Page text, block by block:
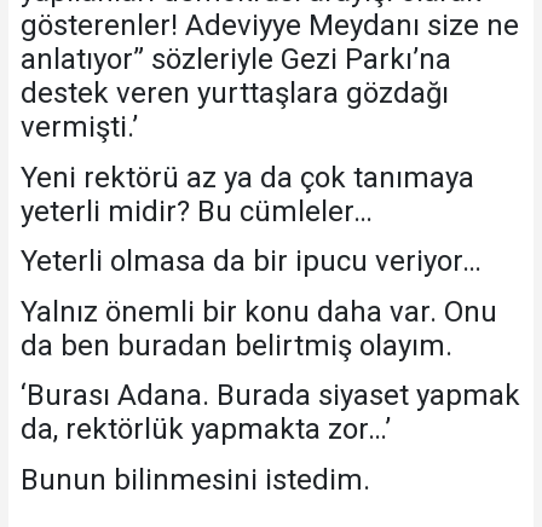
gösterenler! Adeviyye Meydanı size ne
anlatıyor” sözleriyle Gezi Parkı’na
destek veren yurttaşlara gözdağı
vermişti.’
Yeni rektörü az ya da çok tanımaya
yeterli midir? Bu cümleler…
Yeterli olmasa da bir ipucu veriyor…
Yalnız önemli bir konu daha var. Onu
da ben buradan belirtmiş olayım.
‘Burası Adana. Burada siyaset yapmak
da, rektörlük yapmakta zor…’
Bunun bilinmesini istedim.